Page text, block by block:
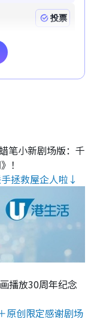
笔小新剧场版：千
！
拯救屋企人啦↓
播放30周年纪念
原创限定感谢剧场